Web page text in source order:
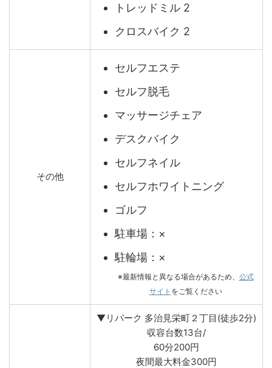
トレッドミル 2
クロスバイク 2
その他
セルフエステ
セルフ脱毛
マッサージチェア
デスクバイク
セルフネイル
セルフホワイトニング
ゴルフ
駐車場：×
駐輪場：×
※最新情報と異なる場合があるため、 公式
サイト をご覧ください
▼リパーク 多治見栄町２丁目(徒歩2分)
収容台数13台/
60分200円
夜間最大料金300円